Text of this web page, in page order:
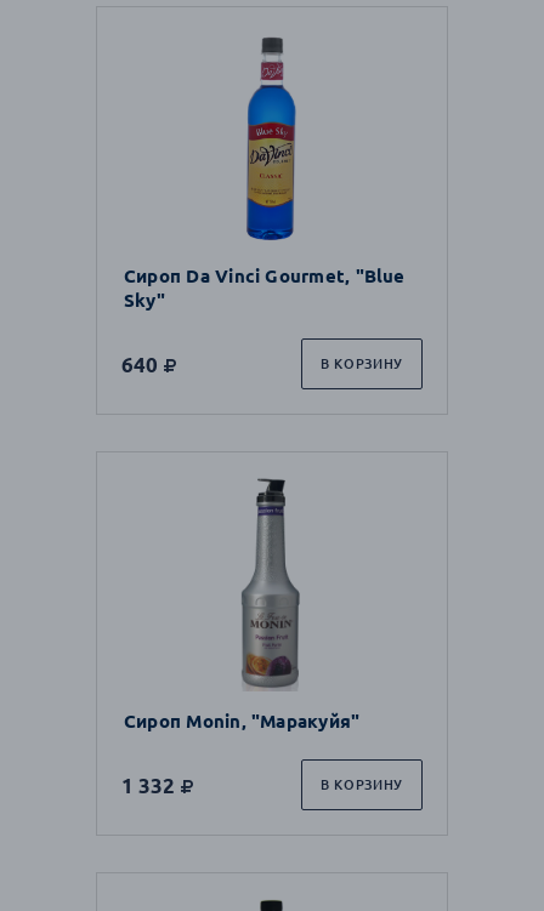
Сироп Da Vinci Gourmet, "Blue
Sky"
640 В КОРЗИНУ
Сироп Monin, "Маракуйя"
1 332 В КОРЗИНУ